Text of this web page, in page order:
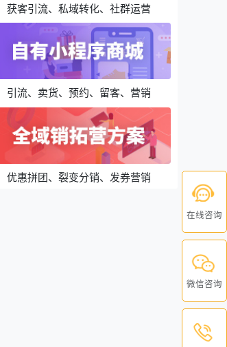
获客引流、私域转化、社群运营
引流、卖货、预约、留客、营销
优惠拼团、裂变分销、发券营销
在线咨询
微信咨询